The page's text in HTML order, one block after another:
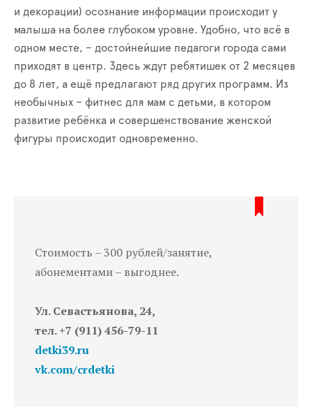
и декорации) осознание информации происходит у
малыша на более глубоком уровне. Удобно, что всё в
одном месте, – достойнейшие педагоги города сами
приходят в центр. Здесь ждут ребятишек от 2 месяцев
до 8 лет, а ещё предлагают ряд других программ. Из
необычных – фитнес для мам с детьми, в котором
развитие ребёнка и совершенствование женской
фигуры происходит одновременно.
Стоимость – 300 рублей/занятие,
абонементами – выгоднее.
Ул. Севастьянова, 24,
тел. +7 (911) 456-79-11
detki39.ru
vk.com/crdetki